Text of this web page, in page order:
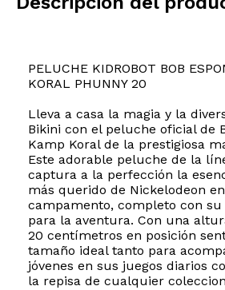
PELUCHE KIDROBOT BOB
KORAL PHUNNY 20
Lleva a casa la magia y la
Bikini con el peluche oficial de
Kamp Koral de la prestigiosa
Este adorable peluche de la
captura a la perfección la
más querido de Nickelodeon
campamento, completo con
para la aventura. Con una
20 centímetros en posición
tamaño ideal tanto para
jóvenes en sus juegos diarios
la repisa de cualquier